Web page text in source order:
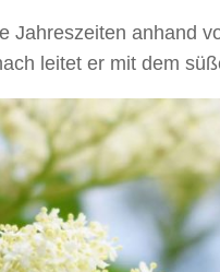
Jahreszeiten anhand
leitet er mit dem